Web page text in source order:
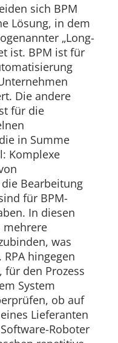
sich BPM
Lösung, in dem
„Long-
ist. BPM ist für
Die andere
für die
in Summe
Komplexe
Bearbeitung
für BPM-
In diesen
mehrere
was
hingegen
den Prozess
System
ob auf
Lieferanten
Roboter